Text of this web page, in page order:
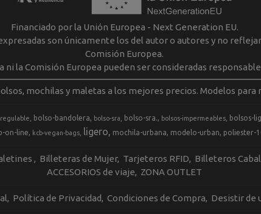
Financiado por la Unión Europea - Next Generation EU.
son únicamente los del autor o autores y no
Comisión Europea.
ni la Comisión Europea pueden ser consideradas
mochilas y maletas a los mejores precios. Modelos para
bolso-bandolera bolso-sra bolso-sra. bolsos-impermeables bolsos-
on-line kcb-vegan-bags ligero mochila-urbana modelo-urban poliester-
Billeteras de Mujer Tarjeteros RFID Billeteros
ACCESORIOS de viaje ZONA OUTLET
Política de Privacidad Condiciones de Compra Desistir de